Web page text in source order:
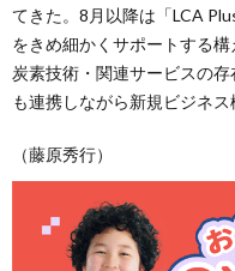
てきた。8月以降は「LCA
をきめ細かくサポートする
炭素技術・関連サービスの
も連携しながら新規ビジネス
（藤原秀行）